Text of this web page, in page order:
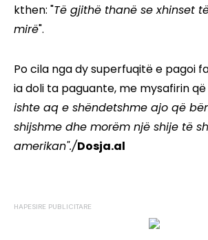
kthen: "Të gjithë thanë se xhinset
mirë".
Po cila nga dy superfuqitë e pagoi
ia doli ta paguante, me mysafirin
ishte aq e shëndetshme ajo që
shijshme dhe morëm një shije të
amerikan"./Dosja.al